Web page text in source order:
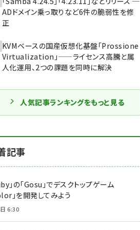
ADドメイン乗っ取りなど6件の脆弱性を修
正
KVMベースの国産仮想化基盤「Prossione
Virtualization」——ライセンス高騰と属
人化運用、2つの課題を同時に解決
人気記事ランキングをもっと見る
記事
」の「Gosu」でデスクトップゲーム
」を開発してみよう
6:30